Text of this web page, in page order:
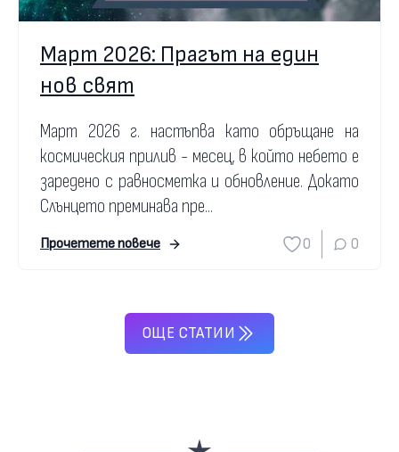
Март 2026: Прагът на един
нов свят
Март 2026 г. настъпва като обръщане на
космическия прилив - месец, в който небето е
заредено с равносметка и обновление. Докато
Слънцето преминава пре...
Прочетете повече 0 0
ОЩЕ СТАТИИ